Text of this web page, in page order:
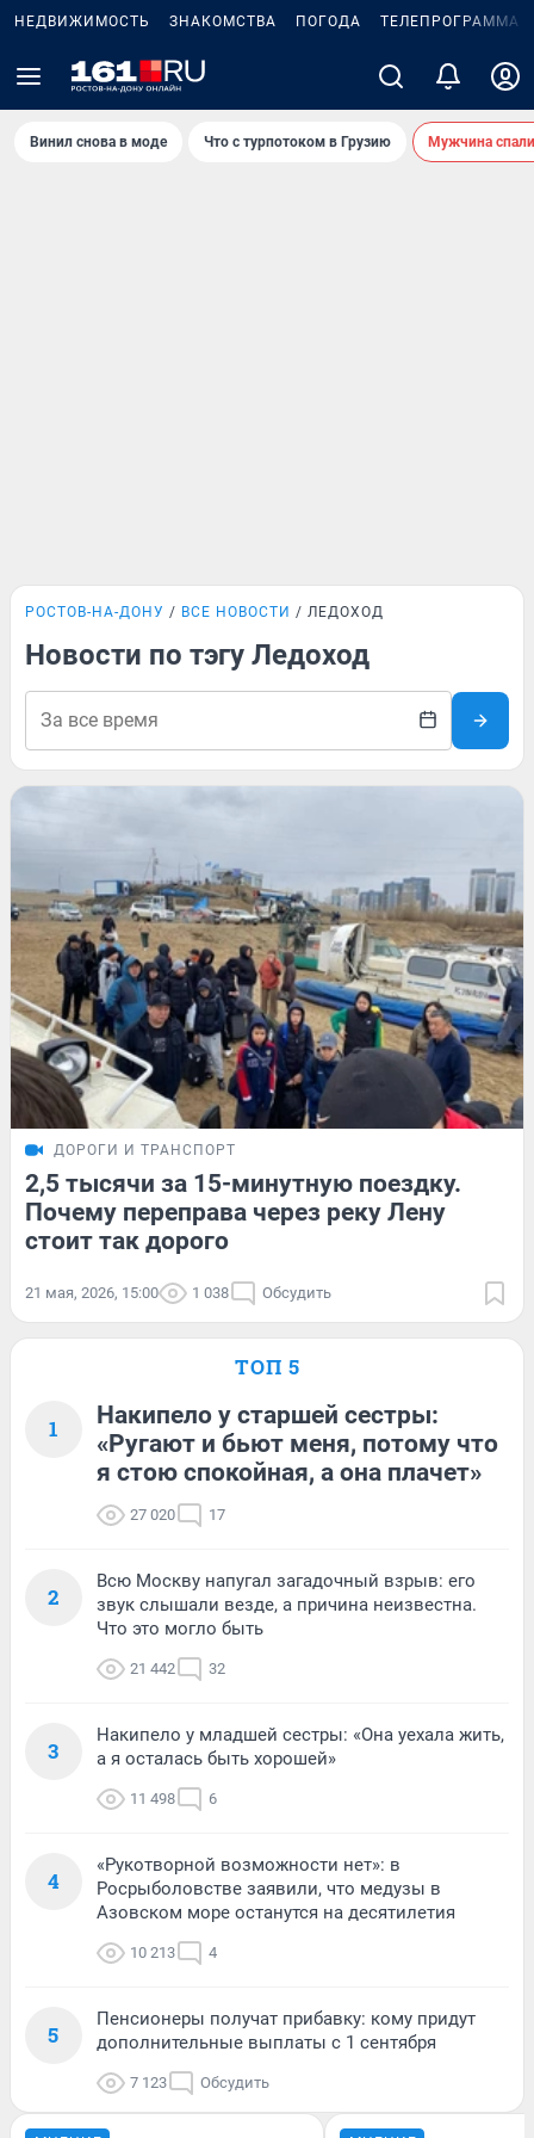
НЕДВИЖИМОСТЬ ЗНАКОМСТВА ПОГОДА ТЕЛЕПРОГРАММА
Винил снова в моде Что с турпотоком в Грузию Мужчина
РОСТОВ-НА-ДОНУ ВСЕ НОВОСТИ ЛЕДОХОД
Новости по тэгу Ледоход
ДОРОГИ И ТРАНСПОРТ
2,5 тысячи за 15-минутную поездку.
Почему переправа через реку Лену
стоит так дорого
21 мая, 2026, 15:00 1 038 Обсудить
ТОП 5
1
Накипело у старшей сестры:
«Ругают и бьют меня, потому что
я стою спокойная, а она плачет»
27 020 17
2
Всю Москву напугал загадочный взрыв: его
звук слышали везде, а причина неизвестна.
Что это могло быть
21 442 32
3
Накипело у младшей сестры: «Она уехала жить,
а я осталась быть хорошей»
11 498 6
4
«Рукотворной возможности нет»: в
Росрыболовстве заявили, что медузы в
Азовском море останутся на десятилетия
10 213 4
5
Пенсионеры получат прибавку: кому придут
дополнительные выплаты с 1 сентября
7 123 Обсудить